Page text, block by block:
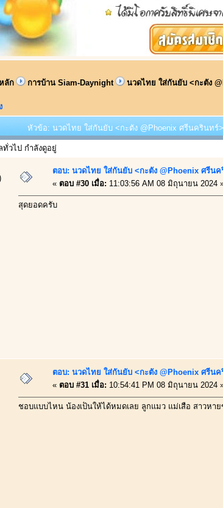
ลัก การบ้าน Siam-Daynight นวดไทย ใส่กันยับ <กะตัง
หัวข้อ: นวดไทย ใส่กันยับ <กะตัง @Phoenix ศรีนครินทร์
วไป กำลังดูอยู่
ตอบ: นวดไทย ใส่กันยับ <กะตัง @Phoenix ศรีนค
« ตอบ #30 เมื่อ: 11:03:56 AM 08 มิถุนายน 2024
สุดยอดครับ
ตอบ: นวดไทย ใส่กันยับ <กะตัง @Phoenix ศรีนค
« ตอบ #31 เมื่อ: 10:54:41 PM 08 มิถุนายน 2024
ชอบแบบไหน น้องเป็นให้ได้หมดเลย ลูกแมว แม่เสือ สาวหา